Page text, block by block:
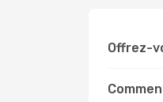
Offrez-